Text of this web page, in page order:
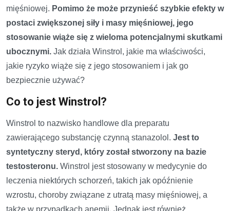
mięśniowej. Pomimo że może przynieść szybkie efekty w
postaci zwiększonej siły i masy mięśniowej, jego
stosowanie wiąże się z wieloma potencjalnymi skutkami
ubocznymi. Jak działa Winstrol, jakie ma właściwości,
jakie ryzyko wiąże się z jego stosowaniem i jak go
bezpiecznie używać?
Co to jest Winstrol?
Winstrol to nazwisko handlowe dla preparatu
zawierającego substancję czynną stanazolol. Jest to
syntetyczny steryd, który został stworzony na bazie
testosteronu. Winstrol jest stosowany w medycynie do
leczenia niektórych schorzeń, takich jak opóźnienie
wzrostu, choroby związane z utratą masy mięśniowej, a
także w przypadkach anemii. Jednak jest również